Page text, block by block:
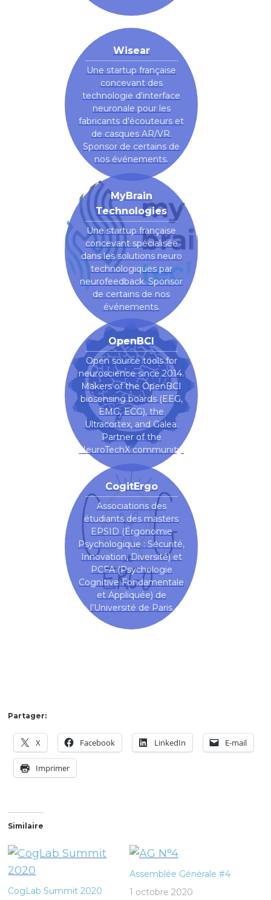
Wisear
Une startup française
concevant des
technologie d'interface
neuronale pour les
fabricants d'écouteurs et
de casques AR/VR.
Sponsor de certains de
nos événements.
MyBrain
Technologies
Une startup française
concevant spécialisée
dans les solutions neuro
technologiques par
neurofeedback. Sponsor
de certains de nos
événements.
OpenBCI
Open source tools for
neuroscience since 2014.
Makers of the OpenBCI
biosensing boards (EEG,
EMG, ECG), the
Ultracortex, and Galea.
Partner of the
NeuroTechX community.
CogitErgo
Associations des
étudiants des masters
EPSID (Ergonomie
Psychologique : Sécurité,
Innovation, Diversité) et
PCFA (Psychologie
Cognitive Fondamentale
et Appliquée) de
l’Université de Paris
Partager:
X Facebook LinkedIn E-mail
Imprimer
Similaire
CogLab Summit 2020
Assemblée Générale #4
1 octobre 2020